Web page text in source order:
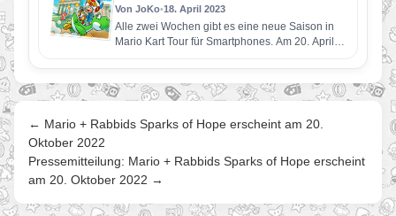
Von JoKo•18. April 2023
Alle zwei Wochen gibt es eine neue Saison in
Mario Kart Tour für Smartphones. Am 20. April
startet…
← Mario + Rabbids Sparks of Hope erscheint am 20.
Oktober 2022
Pressemitteilung: Mario + Rabbids Sparks of Hope erscheint
am 20. Oktober 2022 →